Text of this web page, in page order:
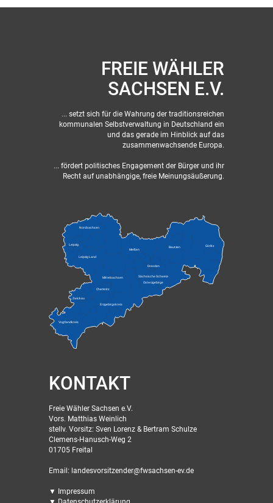
FREIE WÄHLER
SACHSEN E.V.
... setzt sich für die Wahrung der traditionsreichen
kommunalen Selbstverwaltung in Deutschland ein
und das gerade im Hinblick auf das
zusammenwachsende Europa.
... fördert politisches Engagement der Bürger und ihr
Recht auf unabhängige, freie Meinungsäußerung.
Bautzen Görlitz
Leipzig
Leipzig Land
Meißen
Erzgebirgskreis
Mittelsachsen
Nordsachsen
Osterzgebirge
Sächsische Schweiz-
Vogtlandkreis
Zwickau
Dresden
Chemnitz
KONTAKT
Freie Wähler Sachsen e.V.
Vors. Matthias Weinlich
stellv. Vorsitz: Sven Lorenz & Bertram Schulze
Clemens-Hanusch-Weg 2
01705 Freital
Email: landesvorsitzender@fwsachsen-ev.de
▼ Impressum